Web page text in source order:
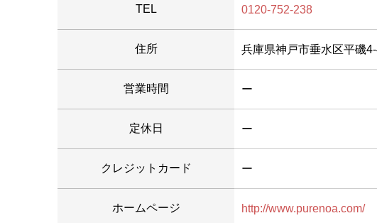
TEL 0120-752-238
住所 兵庫県神戸市垂水区平磯
営業時間 ー
定休日 ー
クレジットカード ー
ホームページ http://www.purenoa.com/